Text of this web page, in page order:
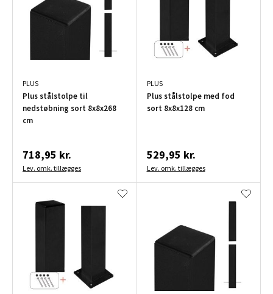
PLUS
Plus stålstolpe til
nedstøbning sort 8x8x268
cm
718,95 kr.
Lev. omk. tillægges
PLUS
Plus stålstolpe med fod
sort 8x8x128 cm
529,95 kr.
Lev. omk. tillægges